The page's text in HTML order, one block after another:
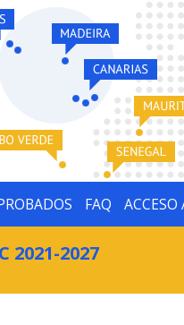
FAQ
2021-2027